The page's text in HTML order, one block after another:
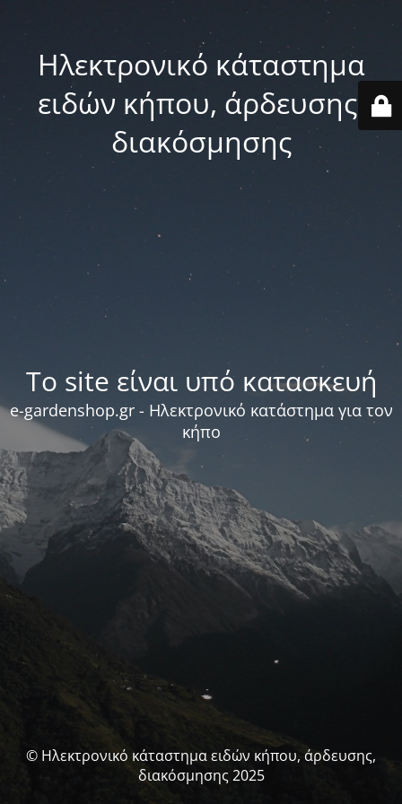
Ηλεκτρονικό κάταστημα
ειδών κήπου, άρδευσης,
διακόσμησης
Το site είναι υπό κατασκευή
e-gardenshop.gr - Ηλεκτρονικό κατάστημα για τον
κήπο
© Ηλεκτρονικό κάταστημα ειδών κήπου, άρδευσης,
διακόσμησης 2025